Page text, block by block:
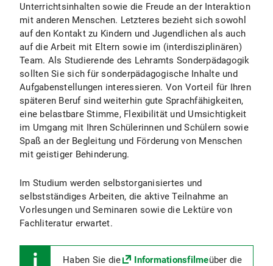
Unterrichtsinhalten sowie die Freude an der Interaktion
mit anderen Menschen. Letzteres bezieht sich sowohl
auf den Kontakt zu Kindern und Jugendlichen als auch
auf die Arbeit mit Eltern sowie im (interdisziplinären)
Team. Als Studierende des Lehramts Sonderpädagogik
sollten Sie sich für sonderpädagogische Inhalte und
Aufgabenstellungen interessieren. Von Vorteil für Ihren
späteren Beruf sind weiterhin gute Sprachfähigkeiten,
eine belastbare Stimme, Flexibilität und Umsichtigkeit
im Umgang mit Ihren Schülerinnen und Schülern sowie
Spaß an der Begleitung und Förderung von Menschen
mit geistiger Behinderung.
Im Studium werden selbstorganisiertes und
selbstständiges Arbeiten, die aktive Teilnahme an
Vorlesungen und Seminaren sowie die Lektüre von
Fachliteratur erwartet.
Haben Sie die Informationsfilmeüber die